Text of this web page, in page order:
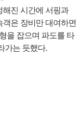
해진 시간에 서핑과
은 장비만 대여하면
을 잡으며 파도를 타
가는 듯했다.